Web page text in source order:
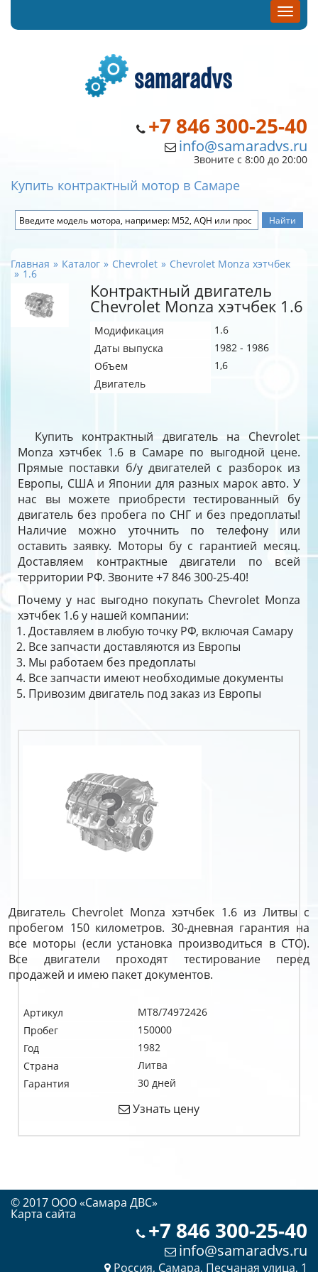
+7 846 300-25-40
info@samaradvs.ru
Звоните с 8:00 до 20:00
Купить контрактный мотор в Самаре
Главная Каталог Chevrolet Chevrolet Monza хэтчбек
1.6
Контрактный двигатель
Chevrolet Monza хэтчбек 1.6
Модификация
1.6
Даты выпуска
1982 - 1986
Объем
1,6
Двигатель
Купить контрактный двигатель на Chevrolet
Monza хэтчбек 1.6 в Самаре по выгодной цене.
Прямые поставки б/у двигателей с разборок из
Европы, США и Японии для разных марок авто. У
нас вы можете приобрести тестированный бу
двигатель без пробега по СНГ и без предоплаты!
Наличие можно уточнить по телефону или
оставить заявку. Моторы бу с гарантией месяц.
Доставляем контрактные двигатели по всей
территории РФ. Звоните +7 846 300-25-40!
Почему у нас выгодно покупать Chevrolet Monza
хэтчбек 1.6 у нашей компании:
Доставляем в любую точку РФ, включая Самару
Все запчасти доставляются из Европы
Мы работаем без предоплаты
Все запчасти имеют необходимые документы
Привозим двигатель под заказ из Европы
Двигатель Chevrolet Monza хэтчбек 1.6 из Литвы с
пробегом 150 километров. 30-дневная гарантия на
все моторы (если установка производиться в СТО).
Все двигатели проходят тестирование перед
продажей и имею пакет документов.
Артикул
MT8/74972426
Пробег
150000
Год
1982
Страна
Литва
Гарантия
30 дней
Узнать цену
© 2017 OOO «Самара ДВС»
Карта сайта
+7 846 300-25-40
info@samaradvs.ru
Россия, Самара, Песчаная улица, 1